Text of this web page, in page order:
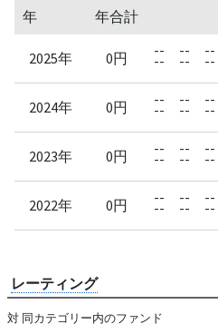
年 年合計
2025年 0円 --
--
--
--
--
--
2024年 0円 --
--
--
--
--
--
2023年 0円 --
--
--
--
--
--
2022年 0円 --
--
--
--
--
--
レーティング
対 同カテゴリー内のファンド